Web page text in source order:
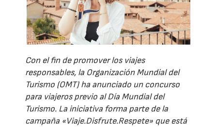
Con el fin de promover los viajes
responsables, la Organización Mundial del
Turismo (OMT) ha anunciado un concurso
para viajeros previo al Día Mundial del
Turismo. La iniciativa forma parte de la
campaña «Viaje.Disfrute.Respete» que está